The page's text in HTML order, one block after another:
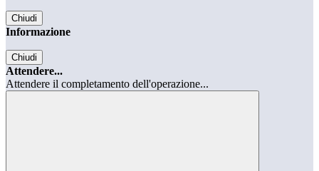
Chiudi
Informazione
Chiudi
Attendere...
Attendere il completamento dell'operazione...